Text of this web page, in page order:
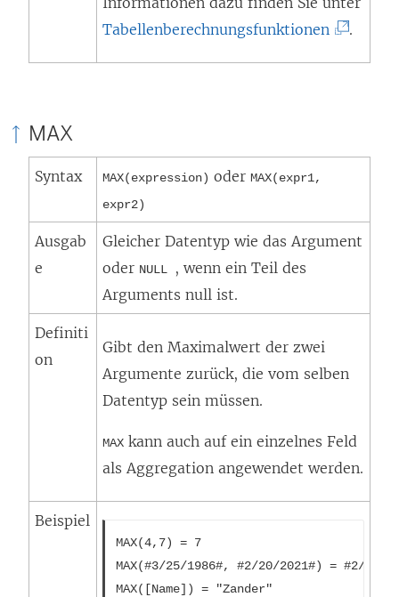
Tabellenberechnungsfunktionen
w
d
u
t
.
MAX
Syntax MAX(expression) oder MAX(expr1,
expr2)
Ausgab
e
Gleicher Datentyp wie das Argument
oder NULL
, wenn ein Teil des
Arguments null ist.
Definiti
on
Gibt den Maximalwert der zwei
Argumente zurück, die vom selben
Datentyp sein müssen.
MAX kann auch auf ein einzelnes Feld
als Aggregation angewendet werden.
Beispiel
MAX(4,7) = 7
MAX(#3/25/1986#, #2/20/2021#) = #2/20/
MAX([Name]) = "Zander"